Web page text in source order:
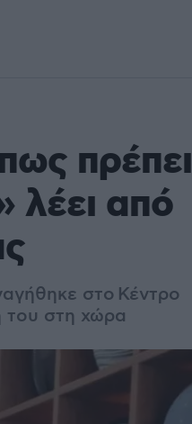
πρέπει
λέει από
στο Κέντρο
του στη χώρα